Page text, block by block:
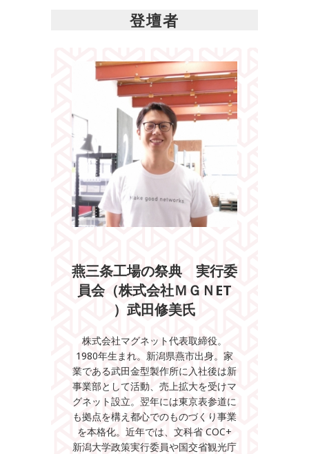
登壇者
燕三条工場の祭典 実行委
員会（株式会社ＭＧＮET
）武田修美氏
株式会社マグネット代表取締役。
1980年生まれ。新潟県燕市出身。家
業である武田金型製作所に入社後は新
事業部として活動、売上拡大を受けマ
グネット設立。翌年には東京表参道に
も拠点を構え都心でのものづくり事業
を本格化。近年では、文科省 COC+
新潟大学政策実行委員や国交省観光庁